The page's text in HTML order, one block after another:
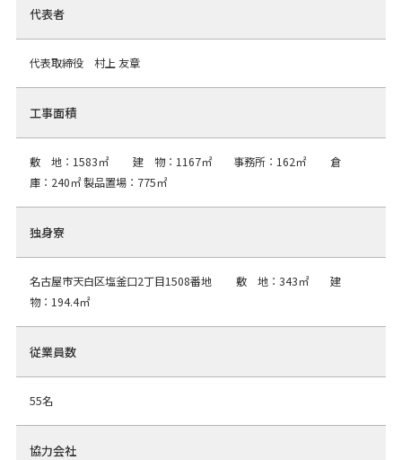
代表者
代表取締役 村上 友章
工事面積
敷 地：1583㎡ 建 物：1167㎡ 事務所：162㎡ 倉
庫：240㎡ 製品置場：775㎡
独身寮
名古屋市天白区塩釜口2丁目1508番地 敷 地：343㎡ 建
物：194.4㎡
従業員数
55名
協力会社